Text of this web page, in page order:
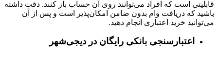
قابلیتی است که افراد می‌توانند روی آن حساب باز کنند. دقت داشته
باشید که دریافت وام بدون ضامن امکان‌پذیر است و پس از آن
می‌توانید خرید اعتباری انجام دهید.
اعتبارسنجی بانکی رایگان در دیجی‌شهر